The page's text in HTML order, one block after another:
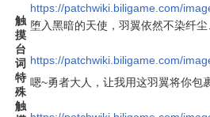
https://patchwiki.biligame.com/
触
摸
台
词
堕入黑暗的天使，羽翼依然不染纤
https://patchwiki.biligame.com/
特
殊
触
嗯~勇者大人，让我用这羽翼将你